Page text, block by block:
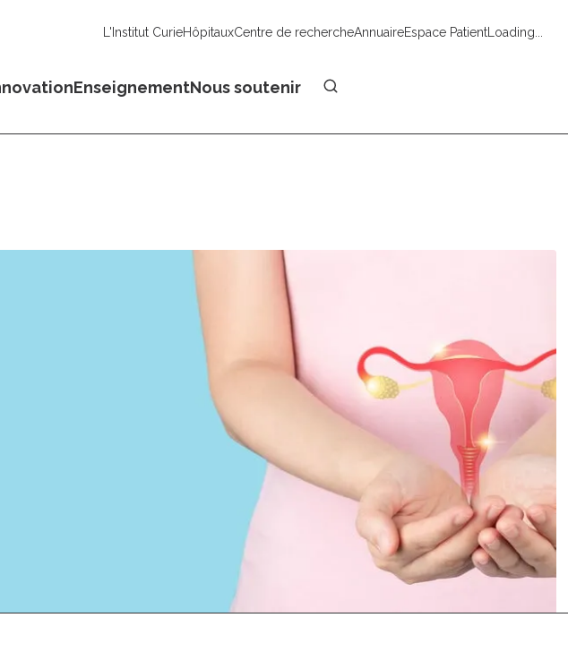
L'Institut CurieHôpitauxCentre de rechercheAnnuaireEspace PatientLoading...
EnseignementNous soutenir